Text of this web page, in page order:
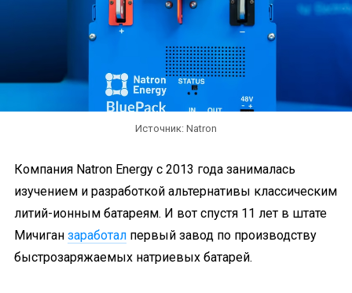
Источник: Natron
Компания Natron Energy с 2013 года занималась
изучением и разработкой альтернативы классическим
литий-ионным батареям. И вот спустя 11 лет в штате
Мичиган заработал первый завод по производству
быстрозаряжаемых натриевых батарей.